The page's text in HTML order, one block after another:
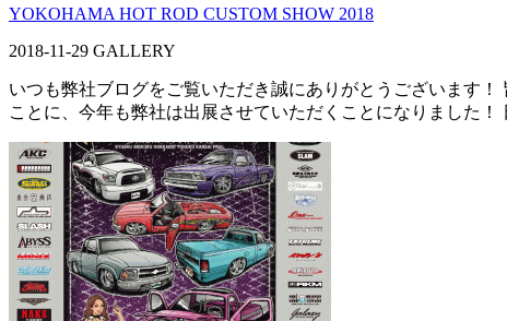
YOKOHAMA HOT ROD CUSTOM SHOW 2018
2018-11-29 GALLERY
いつも弊社ブログをご覧いただき誠にありがとうございます
ことに、今年も弊社は出展させていただくことになりました